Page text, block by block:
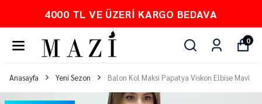
4000 TL VE ÜZERI KARGO BEDAVA
0
Anasayfa Yeni Sezon Balon Kol Maksi Papatya Viskon Elbise Mavi